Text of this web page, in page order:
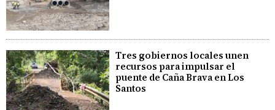
Tres gobiernos locales unen
recursos para impulsar el
puente de Caña Brava en Los
Santos